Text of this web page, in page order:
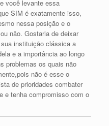
você levante essa
SIM é exatamente isso,
nessa posição e o
não. Gostaria de deixar
instituição clássica a
e a importância ao longo
problemas os quais não
não é esse o
de prioridades combater
e tenha compromisso com o